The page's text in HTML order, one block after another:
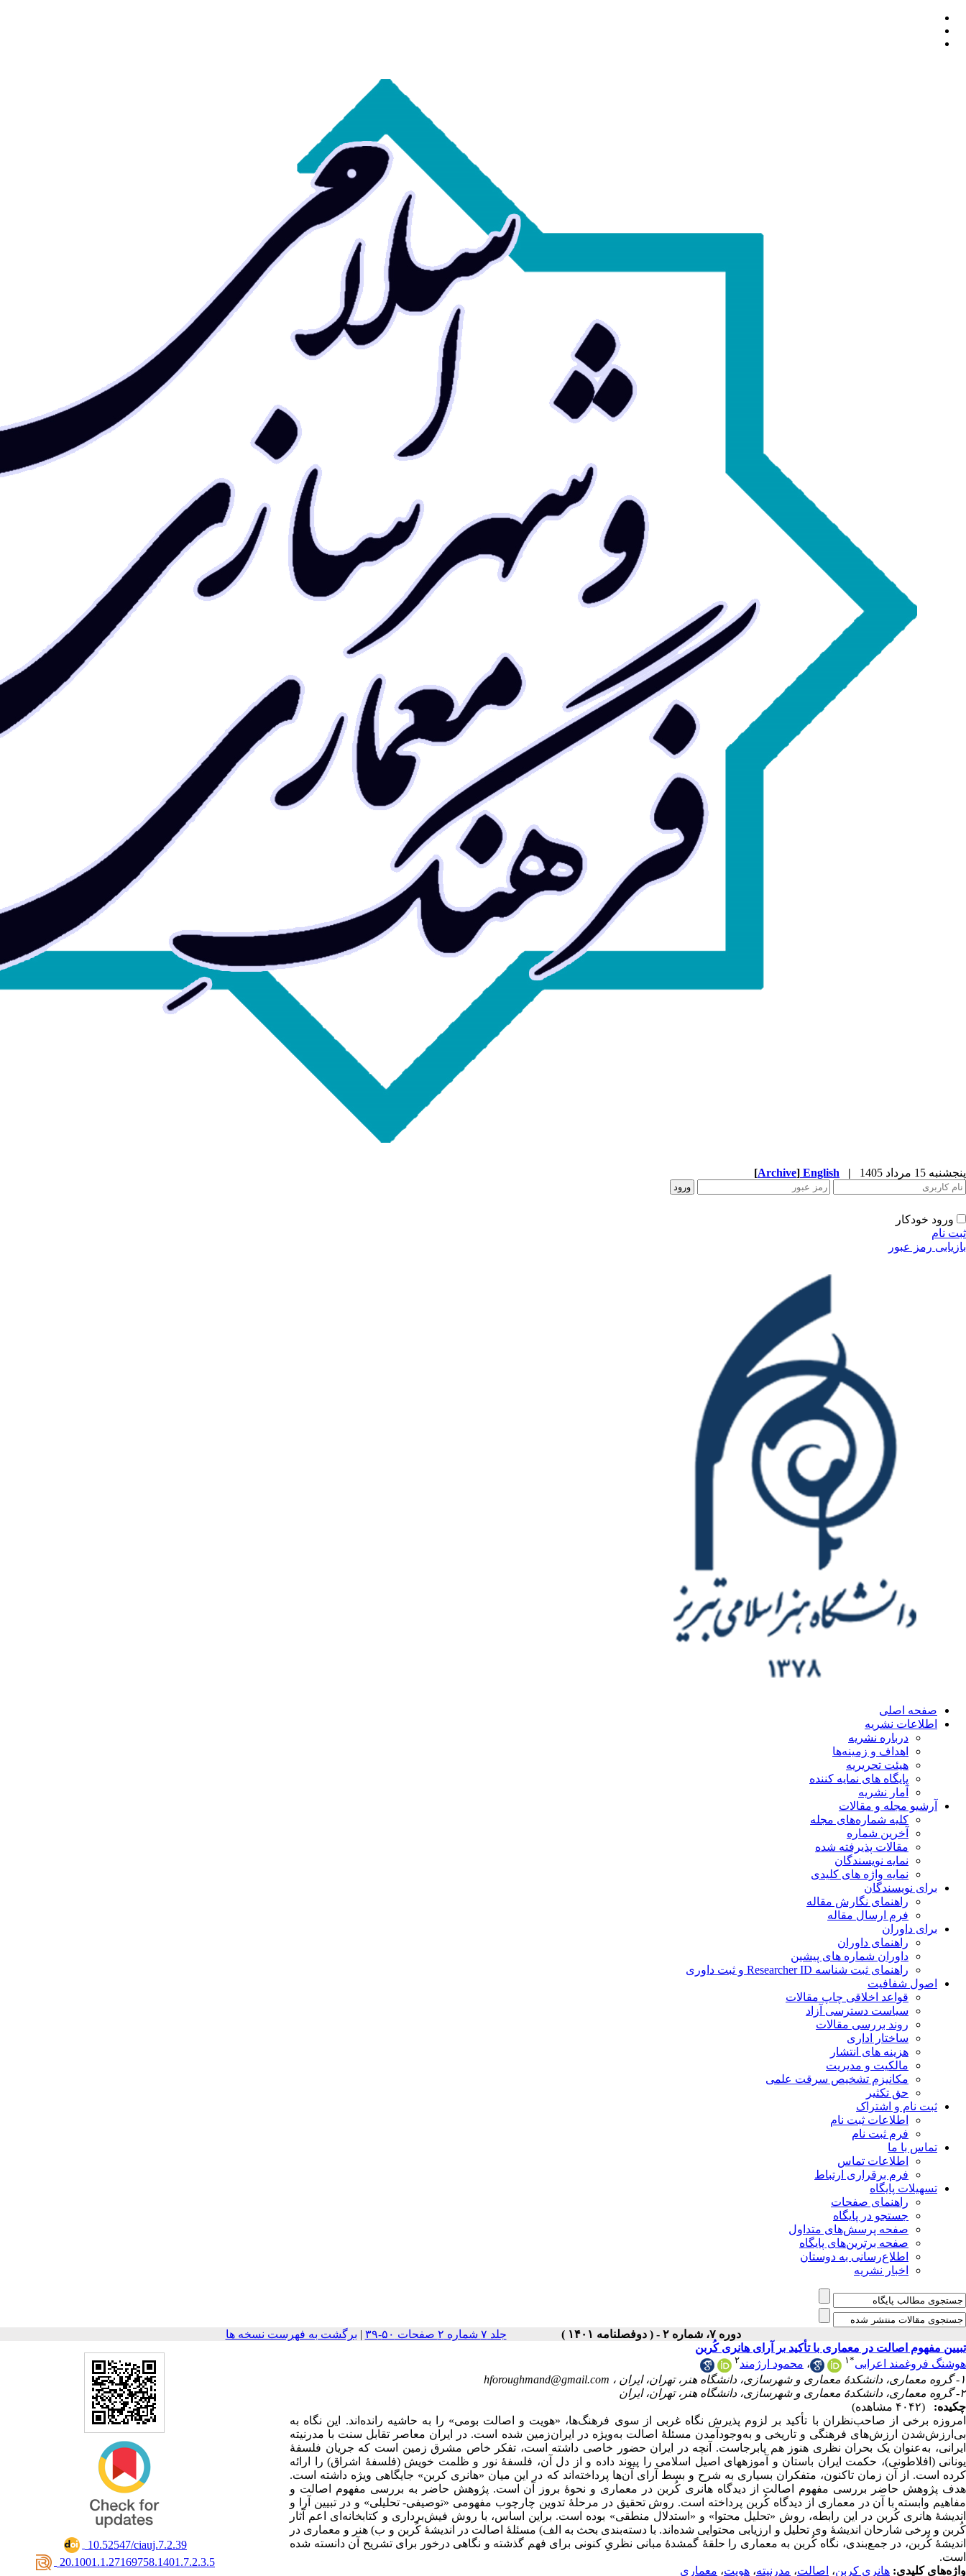
پنجشنبه 15 مرداد 1405 |
English
[Archive]
ورود خودکار
ثبت نام
بازیابی رمز عبور
صفحه اصلی
اطلاعات نشریه
درباره نشریه
اهداف و زمینه‌ها
هیئت تحریریه
پایگاه های نمایه کننده
آمار نشریه
آرشیو مجله و مقالات
کلیه شماره‌های مجله
آخرین شماره
مقالات پذیرفته شده
نمایه نویسندگان
نمایه واژه های کلیدی
برای نویسندگان
راهنمای نگارش مقاله
فرم ارسال مقاله
برای داوران
راهنمای داوران
داوران شماره های پیشین
راهنمای ثبت شناسه Researcher ID و ثبت داوری
اصول شفافیت
قواعد اخلاقی چاپ مقالات
سیاست دسترسی آزاد
روند بررسی مقالات
ساختار اداری
هزینه های انتشار
مالکیت و مدیریت
مکانیزم تشخیص سرقت علمی
حق تکثیر
ثبت نام و اشتراک
اطلاعات ثبت نام
فرم ثبت نام
تماس با ما
اطلاعات تماس
فرم برقراری ارتباط
تسهیلات پایگاه
راهنمای صفحات
جستجو در پایگاه
صفحه پرسش‌های متداول
صفحه برترین‌های پایگاه
اطلاع‌رسانی به دوستان
اخبار نشریه
دوره ۷، شماره ۲ - ( دوفصلنامه ۱۴۰۱ ) جلد ۷ شماره ۲ صفحات ۵۰-۳۹ | برگشت به فهرست نسخه ها
‎ 10.52547/ciauj.7.2.39
‎ 20.1001.1.27169758.1401.7.2.3.5
تبیین مفهوم اصالت در معماری با تأکید بر آرا‌ی ‌هانری کُربن
هوشنگ فروغمند اعرابی*۱ ، محمود ارژمند۲
۱- گروه معماری، دانشکدۀ معماری و شهرسازی، دانشگاه هنر، تهران، ایران ،
hforoughmand@gmail.com
۲- گروه معماری، دانشکدۀ معماری و شهرسازی، دانشگاه هنر، تهران، ایران
چکیده:
(۴۰۴۲ مشاهده)
امروزه برخی از صاحب‌نظران با تأکید بر لزوم پذیرش نگاه غربی از سوی فرهنگ‌ها، «هویت و اصالت بومی» را به حاشیه رانده‌اند. این نگاه به
بی‌ارزش‌شدن ارزش‌های فرهنگی و تاریخی و به‌وجودآمدن مسئلۀ اصالت به‌ویژه در ایران‌زمین شده است. در ایران معاصر تقابل سنت با مدرنیته
ایرانی، به‌عنوان یک بحران نظری هنوز هم پابرجاست. آنچه در ایران حضور خاصی داشته است، تفکر خاص مشرق زمین است که جریان فلسفۀ
یونانی (افلاطونی)، حکمت ایران باستان و آموزههای اصیل اسلامی را پیوند داده و از دل آن، فلسفۀ نور و ظلمت خویش (فلسفۀ اشراق) را ارائه
کرده است. از آن زمان تاکنون‌، متفکران بسیاری به شرح و بسط آرای آن‌ها پرداخته‌اند که در این میان «هانری کربن» جایگاهی ویژه داشته است.
هدف پژوهش حاضر بررسی مفهوم اصالت از دیدگاه‌ هانری کُربن در معماری و نحوۀ بروز آن است. پژوهش حاضر به بررسی مفهوم اصالت و
مفاهیم وابسته با آن در معماری از دیدگاه کُربن پرداخته است. روش تحقیق در مرحلۀ تدوین چارچوب مفهومی «توصیفی- تحلیلی» و در تبیین آرا و
اندیشۀ ‌هانری کُربن در این رابطه، روش «تحلیل محتوا» و «استدلال منطقی» بوده است. براین اساس، با روش فیش‌برداری و کتابخانه‌ای اعم آثار
کُربن و برخی شارحان اندیشۀ وی تحلیل و ارزیابی محتوایی شده‌اند. با دسته‌بندی بحث به الف) مسئلۀ اصالت در اندیشۀ کُربن و ب) هنر و معماری در
اندیشۀ کُربن، در جمع‌بندی، نگاه کُربن به معماری را حلقۀ گمشدۀ مبانی ‌نظریِ کنونی برای فهم گذشته و نگاهی درخور برای تشریح آن دانسته شده
است.
واژه‌های کلیدی: ‌هانری کربن، اصالت، مدرنیته، هویت، معماری